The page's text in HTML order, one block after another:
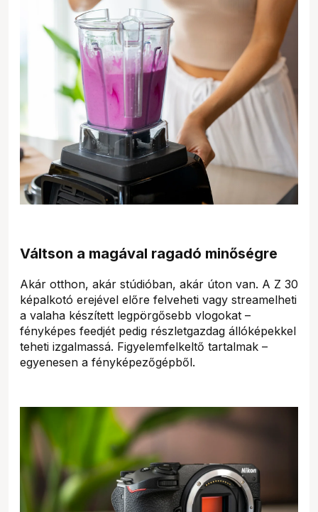
Váltson a magával ragadó minőségre
Akár otthon, akár stúdióban, akár úton van. A Z 30
képalkotó erejével előre felveheti vagy streamelheti
a valaha készített legpörgősebb vlogokat –
fényképes feedjét pedig részletgazdag állóképekkel
teheti izgalmassá. Figyelemfelkeltő tartalmak –
egyenesen a fényképezőgépből.